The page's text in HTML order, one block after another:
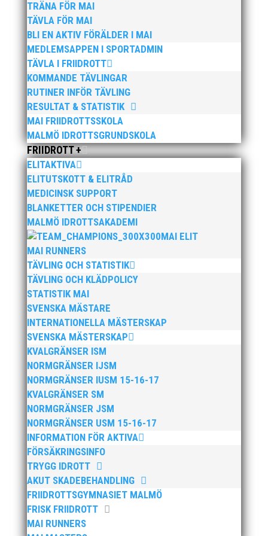
TRÄNA FÖR MAI
TÄVLA FÖR MAI
BLI EN AKTIV FÖRÄLDER I MAI
MEDLEMSAPPEN I SPORTADMIN
TÄVLA I FRIIDROTT
KOMMANDE TÄVLINGAR
RUTINER INFÖR TÄVLING
RESULTAT & STATISTIK
MAI FRIIDROTTSSKOLA
MALMÖ IDROTTSGRUNDSKOLA
FRIIDROTT +
ELITAKTIVA
ELITUTSKOTT & ELITRÅD
MEDICINSK SUPPORT
BLANKETTER OCH STIPENDIER
MALMÖ IDROTTSAKADEMI
MAI ELIT
MAI RUNNERS
TÄVLING OCH STATISTIK
TÄVLING OCH KLÄDPOLICY
STATISTIK MAI
SVENSKA MÄSTARE
INTERNATIONELLA MÄSTERSKAP
SVENSKA MÄSTERSKAP
KVALGRÄNSER ISM
NORMGRÄNSER IJSM
NORMGRÄNSER IUSM 15-16-17
KVALGRÄNSER SM
NORMGRÄNSER JSM
NORMGRÄNSER USM 15-16-17
INFORMATION FÖR AKTIVA
FÖRSÄKRINGSINFO
TRYGG IDROTT
AKUT SKADEBEHANDLING
FRIIDROTTSGYMNASIET MALMÖ
FRISK FRIIDROTT
MAI RUNNERS
Brons
Andrietta Grentzmann F17 Stav
Imorgon avslutas tävlingarna och då finns det flera
som är med och vill utmana om segrar och medaljer.
Publicerat tidigare
Bilder från Stafett-SM 2026. Foto: Thomas
Leandersson Fler bilder från MAI:s Årsmöte 2026
Anders Hallström, 55, blir ny klubbchef i MAI. Han
börjar sin anställning den 13 april. Anders har ett
brett idrottsintresse och har bland annat fungerat
som tränare inom hockeyn i Trelleborg och fotbollen i
Höllviken tidigare. I fortsättningen blir det dock
friidrott...